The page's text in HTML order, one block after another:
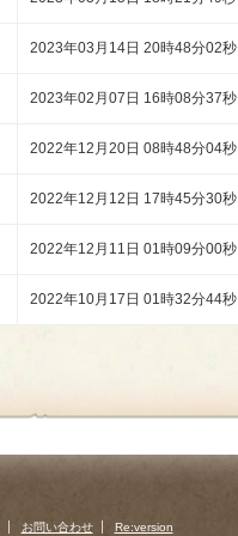
2023年03月14日 20時48分02秒
2023年02月07日 16時08分37秒
2022年12月20日 08時48分04秒
2022年12月12日 17時45分30秒
2022年12月11日 01時09分00秒
2022年10月17日 01時32分44秒
お問い合わせ Re:version